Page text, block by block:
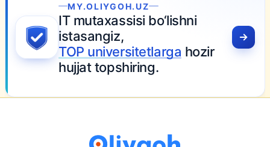
MY.OLIYGOH.UZ
IT mutaxassisi bo‘lishni
istasangiz,
TOP universitetlarga hozir
hujjat topshiring.